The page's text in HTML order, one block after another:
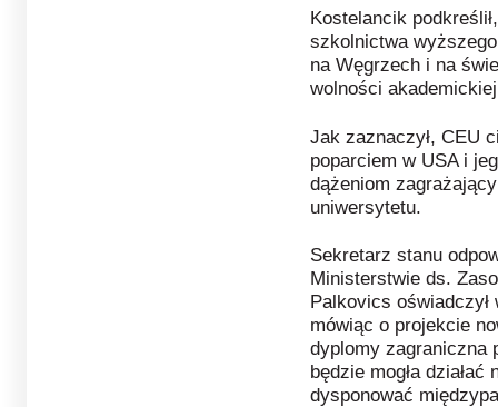
Kostelancik
szkolnictwa
na Węgrzech i na
wolności
Jak zaznaczył, CEU
poparciem w USA i
dążeniom
uniwersytetu.
Sekretarz stanu
Ministerstwie ds.
Palkovics
mówiąc o projekcie
dyplomy zagraniczna
będzie mogła
dysponować